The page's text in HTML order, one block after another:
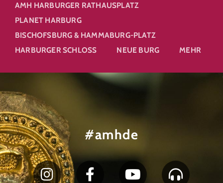
AMH HARBURGER RATHAUSPLATZ
PLANET HARBURG
BISCHOFSBURG & HAMMABURG-PLATZ
HARBURGER SCHLOSS
NEUE BURG MEHR
#amhde